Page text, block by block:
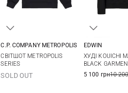
C.P. COMPANY METROPOLIS
СВІТШОТ METROPOLIS
SERIES
SOLD OUT
XXL
EDWIN
ХУДІ KOUICHI
BLACK
5 100 грн10